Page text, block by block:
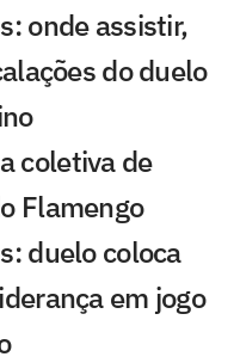
onde assistir,
do duelo
coletiva de
Flamengo
duelo coloca
em jogo